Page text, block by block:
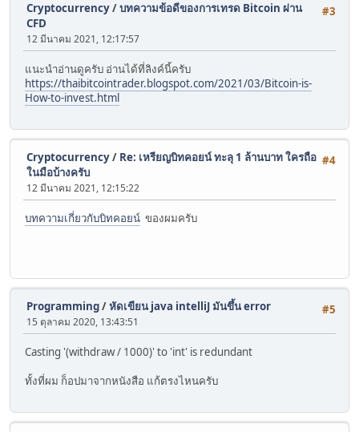
#3
Cryptocurrency/บทความข้อดีของการเทรด Bitcoin ผ่าน
CFD
12 มีนาคม 2021, 12:17:57
แนะนำอ่านดูครับ อ่านได้ที่ลิงค์นี้ครับ
https://thaibitcointrader.blogspot.com/2021/03/Bitcoin-is-
How-to-invest.html
#4
Cryptocurrency/ Re: เหรียญบิทคอยน์ ทะลุ 1 ล้านบาท ใครถือ
ในมือบ้างครับ
12 มีนาคม 2021, 12:15:22
บทความเกี่ยวกับบิทคอยน์ ของผมครับ
#5
Programming/หัดเขียน java intelliJ มันขึ้น error
15 ตุลาคม 2020, 13:43:51
Casting '(withdraw / 1000)' to 'int' is redundant
ทั้งที่ผม ก็อปมาจากหนังสือ แก้ตรงไหนครับ